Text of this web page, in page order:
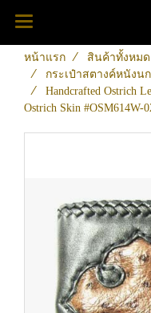
หน้าแรก
สินค้าทั้งหมด
กระเป๋าสตางค์หนังน
Handcrafted Ostrich
Ostrich Skin #OSM614W-